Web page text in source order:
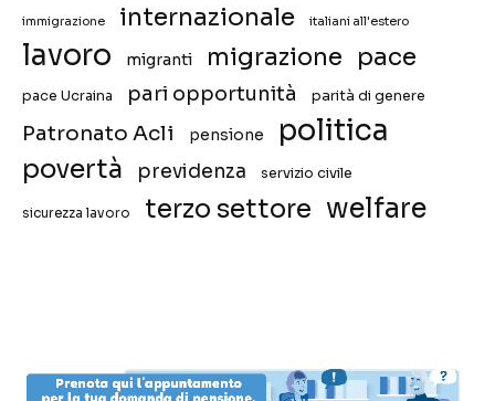
immigrazione internazionale italiani all'estero
lavoro migranti migrazione pace
pace Ucraina pari opportunità parità di genere
Patronato Acli pensione politica
povertà previdenza servizio civile
sicurezza lavoro terzo settore welfare